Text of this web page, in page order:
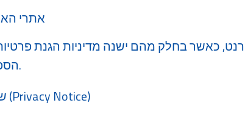
אתרי
כאשר בחלק מהם ישנה מדיניות הגנת
הספציפי בו היא מפורסמת.
שקיפות באיסוף מידע (Privacy Notice)